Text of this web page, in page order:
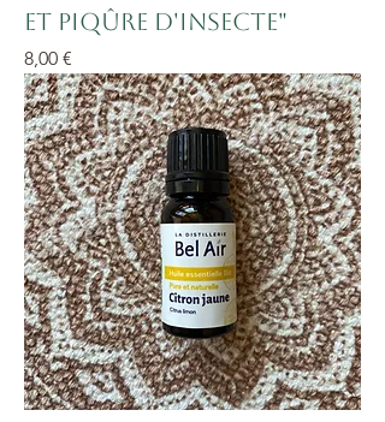
et Piqûre d'insecte"
Prix
8,00 €